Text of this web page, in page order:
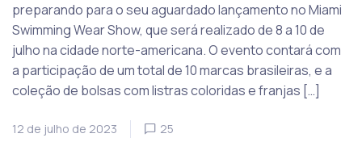
preparando para o seu aguardado lançamento no Miami
Swimming Wear Show, que será realizado de 8 a 10 de
julho na cidade norte-americana. O evento contará com
a participação de um total de 10 marcas brasileiras, e a
coleção de bolsas com listras coloridas e franjas […]
12 de julho de 2023 25